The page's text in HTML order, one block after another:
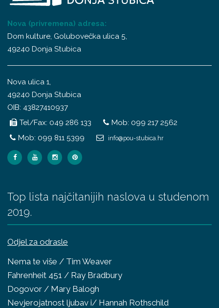
Nova (privremena) adresa:
Dom kulture, Golubovečka ulica 5,
49240 Donja Stubica
Nova ulica 1,
49240 Donja Stubica
OIB: 43827410937
Tel/Fax: 049 286 133
Mob: 099 217 2562
Mob: 099 811 5399
info@pou-stubica.hr
Top lista najčitanijih naslova u studenom
2019.
Odjel za odrasle
Nema te više / Tim Weaver
Fahrenheit 451 / Ray Bradbury
Dogovor / Mary Balogh
Nevjerojatnost ljubav i/ Hannah Rothschild